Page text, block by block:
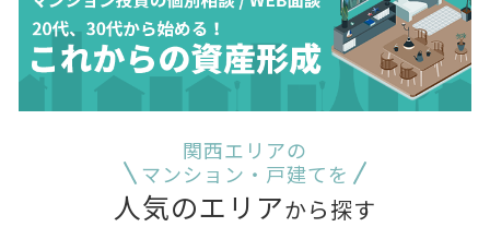
関西エリアの
マンション・戸建てを
人気のエリアから探す